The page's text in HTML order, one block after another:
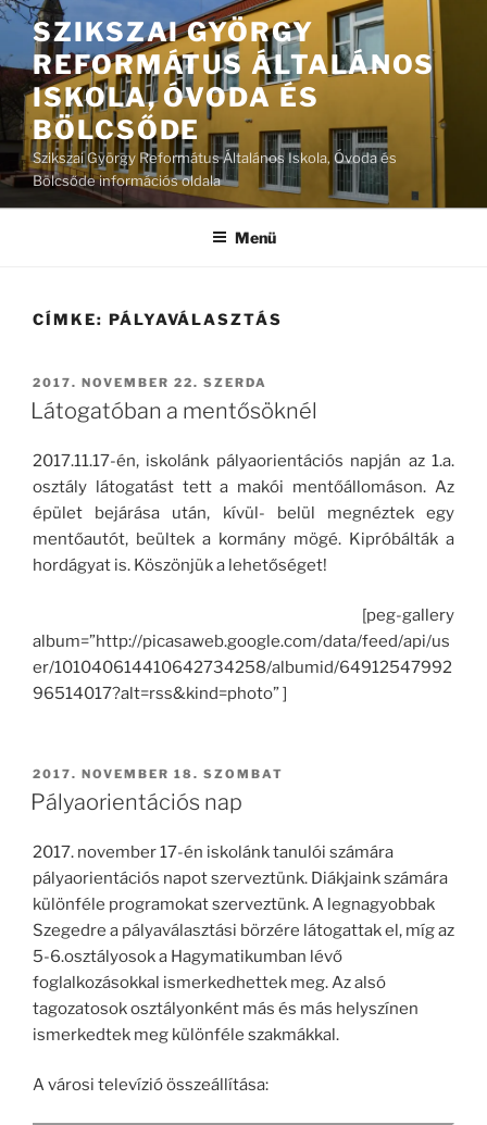
Tartalomhoz
SZIKSZAI GYÖRGY
REFORMÁTUS ÁLTALÁNOS
ISKOLA, ÓVODA ÉS
BÖLCSŐDE
Szikszai György Református Általános Iskola, Óvoda és
Bölcsőde információs oldala
Menü
CÍMKE: PÁLYAVÁLASZTÁS
BEKÜLDVE:
2017. NOVEMBER 22. SZERDA
Látogatóban a mentősöknél
2017.11.17-én, iskolánk pályaorientációs napján az 1.a.
osztály látogatást tett a makói mentőállomáson. Az
épület bejárása után, kívül- belül megnéztek egy
mentőautót, beültek a kormány mögé. Kipróbálták a
hordágyat is. Köszönjük a lehetőséget!
[peg-gallery
album=”http://picasaweb.google.com/data/feed/api/us
er/101040614410642734258/albumid/64912547992
96514017?alt=rss&kind=photo” ]
BEKÜLDVE:
2017. NOVEMBER 18. SZOMBAT
Pályaorientációs nap
2017. november 17-én iskolánk tanulói számára
pályaorientációs napot szerveztünk. Diákjaink számára
különféle programokat szerveztünk. A legnagyobbak
Szegedre a pályaválasztási börzére látogattak el, míg az
5-6.osztályosok a Hagymatikumban lévő
foglalkozásokkal ismerkedhettek meg. Az alsó
tagozatosok osztályonként más és más helyszínen
ismerkedtek meg különféle szakmákkal.
A városi televízió összeállítása: